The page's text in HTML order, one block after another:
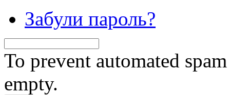
Забули пароль?
To prevent automated
empty.